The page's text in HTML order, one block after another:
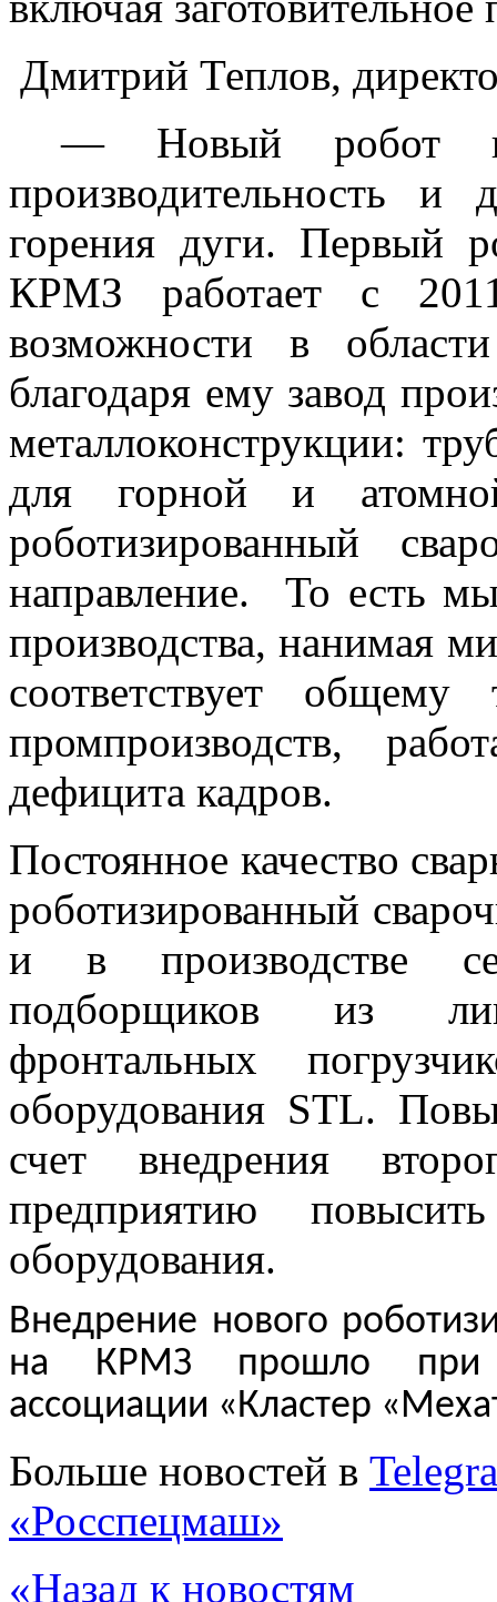
Дмитрий Теплов,
— Новый робот
производительность
горения дуги. Первый
КРМЗ работает с
возможности в
благодаря ему завод
металлоконструкции:
для горной и
роботизированный
направление. То есть
производства, нанимая
соответствует общему
промпроизводств,
дефицита кадров.
Постоянное качество
роботизированный
и в производстве
подборщиков из
фронтальных
оборудования STL.
счет внедрения
предприятию
оборудования.
Внедрение нового
на КРМЗ прошло при
ассоциации «Кластер
Больше новостей в
«Росспецмаш»
«Назад к новостям